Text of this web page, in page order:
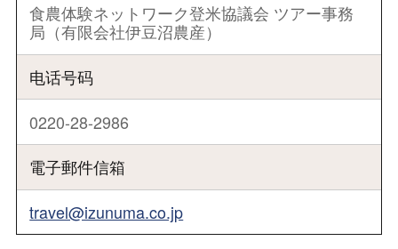
食農体験ネットワーク登米協議会 ツアー事務
局（有限会社伊豆沼農産）
电话号码
0220-28-2986
電子郵件信箱
travel@izunuma.co.jp